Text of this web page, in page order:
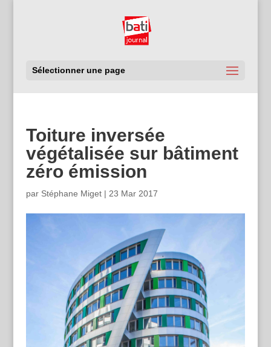
Sélectionner une page
Toiture inversée
végétalisée sur bâtiment
zéro émission
par Stéphane Miget| 23 Mar 2017